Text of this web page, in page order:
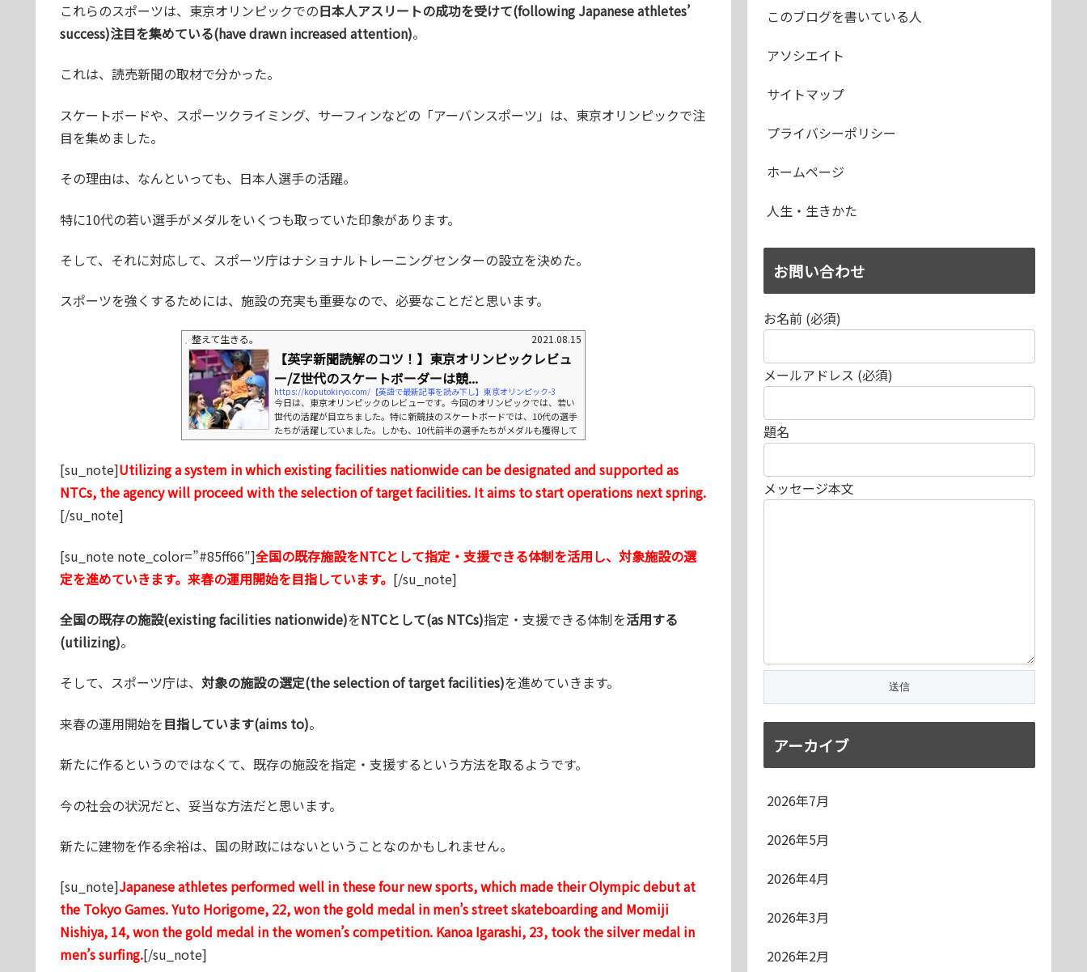
これらのスポーツは、東京オリンピックでの日本人アスリートの成功を受けて(following Japanese athletes’
success)注目を集めている(have drawn increased attention)。
これは、読売新聞の取材で分かった。
スケートボードや、スポーツクライミング、サーフィンなどの「アーバンスポーツ」は、東京オリンピックで注
目を集めました。
その理由は、なんといっても、日本人選手の活躍。
特に10代の若い選手がメダルをいくつも取っていた印象があります。
そして、それに対応して、スポーツ庁はナショナルトレーニングセンターの設立を決めた。
スポーツを強くするためには、施設の充実も重要なので、必要なことだと思います。
整えて生きる。 2021.08.15
【英字新聞読解のコツ！】東京オリンピックレビュ
ー/Z世代のスケートボーダーは競...
https://koputokiryo.com/【英語で最新記事を読み下し】東京オリンピック-3
今日は、東京オリンピックのレビューです。今回のオリンピックでは、若い
世代の活躍が目立ちました。特に新競技のスケートボードでは、10代の選手
たちが活躍していました。しかも、10代前半の選手たちがメダルも獲得して
いました。そんな中で、選手たちは単に競技を争うだけでなく、スポーツを
んな友情のような話が今日の記事です。では、記事を読んでいきましょう。M
isugu Okamoto sat in fourth place going into her third and last run as the l
ast competit...
[su_note]Utilizing a system in which existing facilities nationwide can be designated and supported as
NTCs, the agency will proceed with the selection of target facilities. It aims to start operations next spring.
[/su_note]
[su_note note_color=”#85ff66″]全国の既存施設をNTCとして指定・支援できる体制を活用し、対象施設の選
定を進めていきます。来春の運用開始を目指しています。 [/su_note]
全国の既存の施設(existing facilities nationwide)をNTCとして(as NTCs)指定・支援できる体制を活用する
(utilizing)。
そして、スポーツ庁は、 対象の施設の選定(the selection of target facilities)を進めていきます。
来春の運用開始を目指しています(aims to)。
新たに作るというのではなくて、既存の施設を指定・支援するという方法を取るようです。
今の社会の状況だと、妥当な方法だと思います。
新たに建物を作る余裕は、国の財政にはないということなのかもしれません。
[su_note]Japanese athletes performed well in these four new sports, which made their Olympic debut at
the Tokyo Games. Yuto Horigome, 22, won the gold medal in men’s street skateboarding and Momiji
Nishiya, 14, won the gold medal in the women’s competition. Kanoa Igarashi, 23, took the silver medal in
men’s surfing.[/su_note]
このブログを書いている人
アソシエイト
サイトマップ
プライバシーポリシー
ホームページ
人生・生きかた
お問い合わせ
お名前 (必須)
メールアドレス (必須)
題名
メッセージ本文
アーカイブ
2026年7月
2026年5月
2026年4月
2026年3月
2026年2月